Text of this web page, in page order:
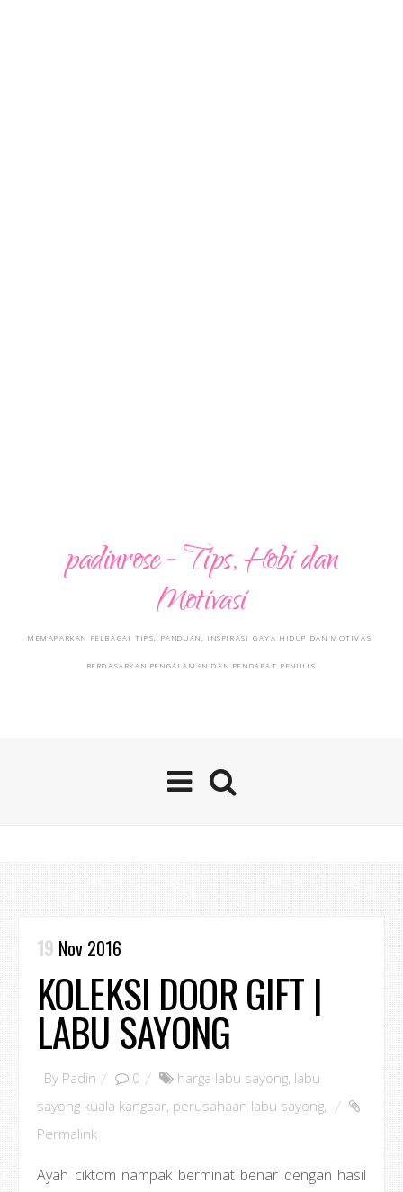
padinrose - Tips, Hobi dan
Motivasi
MEMAPARKAN PELBAGAI TIPS, PANDUAN, INSPIRASI GAYA HIDUP DAN MOTIVASI
BERDASARKAN PENGALAMAN DAN PENDAPAT PENULIS
19 Nov 2016
KOLEKSI DOOR GIFT |
LABU SAYONG
By Padin 0 harga labu sayong, labu
sayong kuala kangsar, perusahaan labu sayong,
Permalink
Ayah ciktom nampak berminat benar dengan hasil